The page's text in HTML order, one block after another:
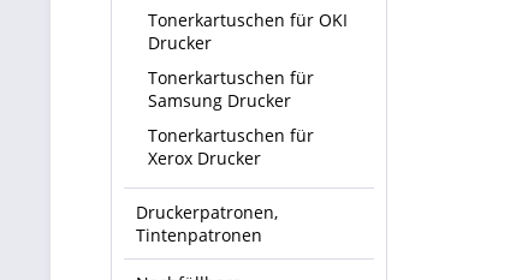
Tonerkartuschen für OKI
Drucker
Tonerkartuschen für
Samsung Drucker
Tonerkartuschen für
Xerox Drucker
Druckerpatronen,
Tintenpatronen